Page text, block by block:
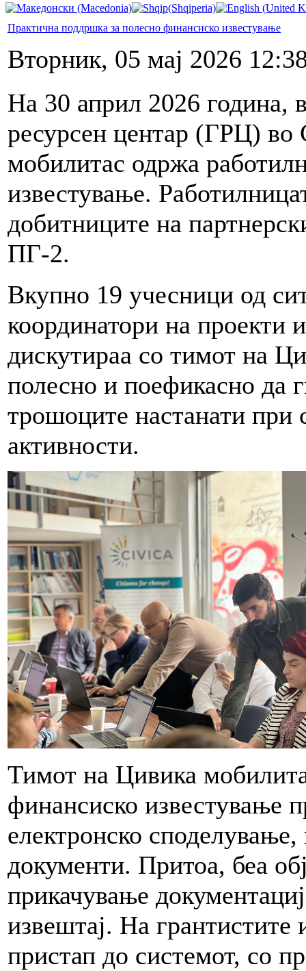
Практична поддршка за полесно финансиско известување
Вторник, 05 мај 2026
На 30 април 2026 година,
ресурсен центар (ГРЦ) во
мобилитас одржа
известување.
добитниците на
ПГ-2.
Вкупно 19 учесници од
координатори на проекти
дискутираа со тимот на
полесно и поефикасно да
трошоците настанати при
активности.
Тимот на Цивика
финансиско известување
електронско
документи. Притоа, беа
прикачување
извештај. На
пристап до системот, со